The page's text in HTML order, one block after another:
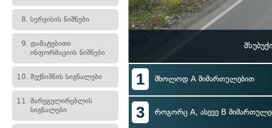
8. სერვისის ნიშნები
9. დამატებითი
ინფორმაციის ნიშნები
10. შუქნიშნის სიგნალები
11. მარეგულირებლის
სიგნალები
1 მხოლოდ A მიმართულებით
3 როგორც A, ასევე B